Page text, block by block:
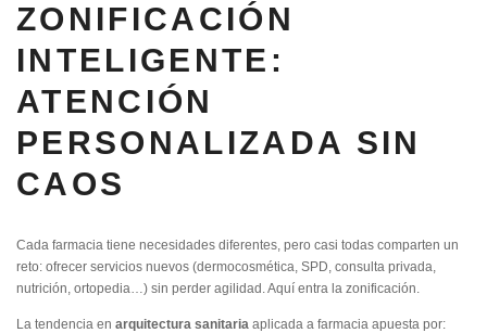
ZONIFICACIÓN
INTELIGENTE:
ATENCIÓN
PERSONALIZADA SIN
CAOS
Cada farmacia tiene necesidades diferentes, pero casi todas comparten un
reto: ofrecer servicios nuevos (dermocosmética, SPD, consulta privada,
nutrición, ortopedia…) sin perder agilidad. Aquí entra la zonificación.
La tendencia en arquitectura sanitaria aplicada a farmacia apuesta por: